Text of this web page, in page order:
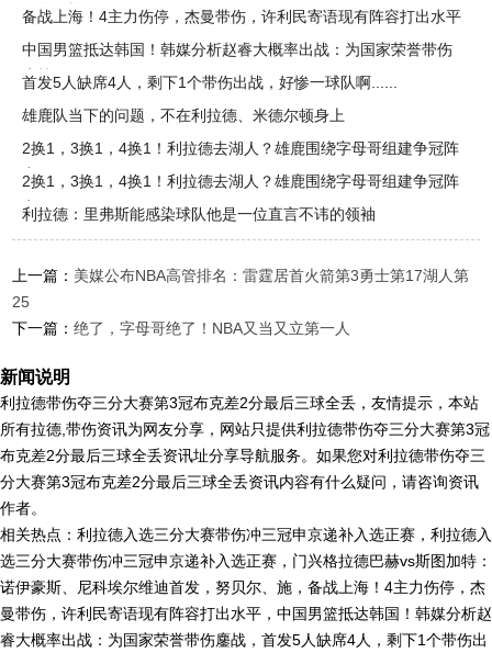
贝尔、施
备战上海！4主力伤停，杰曼带伤，许利民寄语现有阵容打出水平
中国男篮抵达韩国！韩媒分析赵睿大概率出战：为国家荣誉带伤
鏖战
首发5人缺席4人，剩下1个带伤出战，好惨一球队啊......
雄鹿队当下的问题，不在利拉德、米德尔顿身上
2换1，3换1，4换1！利拉德去湖人？雄鹿围绕字母哥组建争冠阵
容
2换1，3换1，4换1！利拉德去湖人？雄鹿围绕字母哥组建争冠阵
容
利拉德：里弗斯能感染球队他是一位直言不讳的领袖
上一篇： 美媒公布NBA高管排名：雷霆居首火箭第3勇士第17湖人第
25
下一篇：绝了，字母哥绝了！NBA又当又立第一人
新闻说明
利拉德带伤夺三分大赛第3冠布克差2分最后三球全丢，友情提示，本站
所有拉德,带伤资讯为网友分享，网站只提供利拉德带伤夺三分大赛第3冠
布克差2分最后三球全丢资讯址分享导航服务。如果您对利拉德带伤夺三
分大赛第3冠布克差2分最后三球全丢资讯内容有什么疑问，请咨询资讯
作者。
相关热点：利拉德入选三分大赛带伤冲三冠申京递补入选正赛，利拉德入
选三分大赛带伤冲三冠申京递补入选正赛，门兴格拉德巴赫vs斯图加特：
诺伊豪斯、尼科埃尔维迪首发，努贝尔、施，备战上海！4主力伤停，杰
曼带伤，许利民寄语现有阵容打出水平，中国男篮抵达韩国！韩媒分析赵
睿大概率出战：为国家荣誉带伤鏖战，首发5人缺席4人，剩下1个带伤出